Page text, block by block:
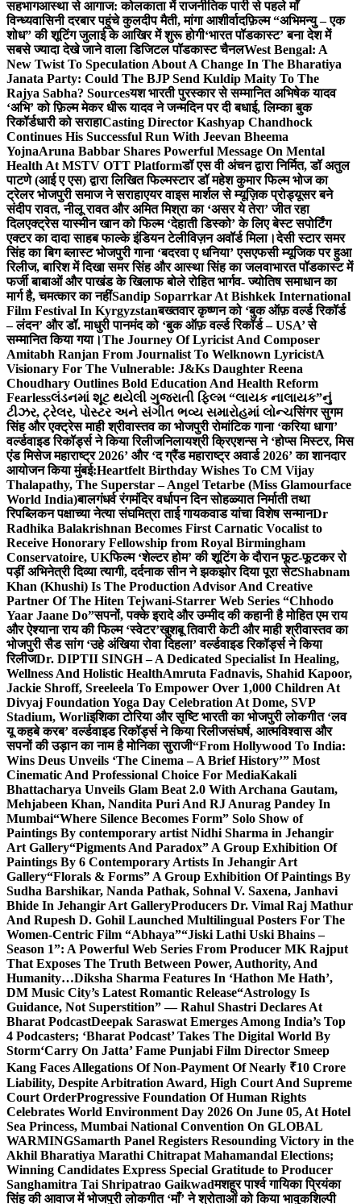
सहभागआस्था से आगाज: कोलकाता में राजनीतिक पारी से पहले माँ
विन्ध्यवासिनी दरबार पहुंचे कुलदीप मैती, मांगा आशीर्वादफ़िल्म “अभिमन्यु – एक
शोध” की शूटिंग जुलाई के आखिर में शुरू होगी‘भारत पॉडकास्ट’ बना देश में
सबसे ज्यादा देखे जाने वाला डिजिटल पॉडकास्ट चैनलWest Bengal: A
New Twist To Speculation About A Change In The Bharatiya
Janata Party: Could The BJP Send Kuldip Maity To The
Rajya Sabha? Sourcesयश भारती पुरस्कार से सम्मानित अभिषेक यादव
‘अभि’ को फ़िल्म मेकर धीरू यादव ने जन्मदिन पर दी बधाई, लिम्का बुक
रिकॉर्डधारी को सराहाCasting Director Kashyap Chandhock
Continues His Successful Run With Jeevan Bheema
YojnaAruna Babbar Shares Powerful Message On Mental
Health At MSTV OTT Platformडॉ एस वी अंचन द्वारा निर्मित, डॉ अतुल
पाटणे (आई ए एस) द्वारा लिखित फिल्मस्टार डॉ महेश कुमार फिल्म भोज का
ट्रेलर भोजपुरी समाज ने सराहाएयर वाइस मार्शल से म्यूज़िक प्रोड्यूसर बने
संदीप रावत, नीलू रावत और अमित मिश्रा का ‘असर ये तेरा’ जीत रहा
दिलएक्ट्रेस यास्मीन खान को फिल्म ‘देहाती डिस्को’ के लिए बेस्ट सपोर्टिंग
एक्टर का दादा साहब फाल्के इंडियन टेलीविज़न अवॉर्ड मिला।देसी स्टार समर
सिंह का बिग ब्लास्ट भोजपुरी गाना ‘बदरवा ए धनिया’ एसएफसी म्यूजिक पर हुआ
रिलीज, बारिश में दिखा समर सिंह और आस्था सिंह का जलवाभारत पॉडकास्ट में
फर्जी बाबाओं और पाखंड के खिलाफ बोले रोहित भार्गव- ज्योतिष समाधान का
मार्ग है, चमत्कार का नहींSandip Soparrkar At Bishkek International
Film Festival In Kyrgyzstanबख्तवार कृष्णन को ‘बुक ऑफ़ वर्ल्ड रिकॉर्ड
– लंदन’ और डॉ. माधुरी पानमंद को ‘बुक ऑफ़ वर्ल्ड रिकॉर्ड – USA’ से
सम्मानित किया गया।The Journey Of Lyricist And Composer
Amitabh Ranjan From Journalist To Welknown LyricistA
Visionary For The Vulnerable: J&Ks Daughter Reena
Choudhary Outlines Bold Education And Health Reform
Fearlessલંડનમાં શૂટ થયેલી ગુજરાતી ફિલ્મ “લાયક નાલાયક”નું
ટીઝર, ટ્રેલર, પોસ્ટર અને સંગીત ભવ્ય સમારોહમાં લોન્ચसिंगर सुगम
सिंह और एक्ट्रेस माही श्रीवास्तव का भोजपुरी रोमांटिक गाना ‘करिया धागा’
वर्ल्डवाइड रिकॉर्ड्स ने किया रिलीजनिलायश्री क्रिएशन्स ने ‘होप्स मिस्टर, मिस
एंड मिसेज महाराष्ट्र 2026’ और ‘द ग्रैंड महाराष्ट्र अवार्ड 2026’ का शानदार
आयोजन किया मुंबई:Heartfelt Birthday Wishes To CM Vijay
Thalapathy, The Superstar – Angel Tetarbe (Miss Glamourface
World India)बालगंधर्व रंगमंदिर वर्धापन दिन सोहळ्यात निर्माती तथा
रिपब्लिकन पक्षाच्या नेत्या संघमित्रा ताई गायकवाड यांचा विशेष सन्मानDr
Radhika Balakrishnan Becomes First Carnatic Vocalist to
Receive Honorary Fellowship from Royal Birmingham
Conservatoire, UKफिल्म ‘शेल्टर होम’ की शूटिंग के दौरान फूट-फूटकर रो
पड़ीं अभिनेत्री दिव्या त्यागी, दर्दनाक सीन ने झकझोर दिया पूरा सेटShabnam
Khan (Khushi) Is The Production Advisor And Creative
Partner Of The Hiten Tejwani-Starrer Web Series “Chhodo
Yaar Jaane Do”सपनों, पक्के इरादे और उम्मीद की कहानी है मोहित एम राय
और ऐश्याना राय की फिल्म ‘स्वेटर’खुशबू तिवारी केटी और माही श्रीवास्तव का
भोजपुरी सैड सांग ‘उहे अंखिया रोवा दिहला’ वर्ल्डवाइड रिकॉर्ड्स ने किया
रिलीजDr. DIPTII SINGH – A Dedicated Specialist In Healing,
Wellness And Holistic HealthAmruta Fadnavis, Shahid Kapoor,
Jackie Shroff, Sreeleela To Empower Over 1,000 Children At
Divyaj Foundation Yoga Day Celebration At Dome, SVP
Stadium, Worliइशिका टोरिया और सृष्टि भारती का भोजपुरी लोकगीत ‘लव
यू कहबे करब’ वर्ल्डवाइड रिकॉर्ड्स ने किया रिलीजसंघर्ष, आत्मविश्वास और
सपनों की उड़ान का नाम है मोनिका सुराजी“From Hollywood To India:
Wins Deus Unveils ‘The Cinema – A Brief History’” Most
Cinematic And Professional Choice For MediaKakali
Bhattacharya Unveils Glam Beat 2.0 With Archana Gautam,
Mehjabeen Khan, Nandita Puri And RJ Anurag Pandey In
Mumbai“Where Silence Becomes Form” Solo Show of
Paintings By contemporary artist Nidhi Sharma in Jehangir
Art Gallery“Pigments And Paradox” A Group Exhibition Of
Paintings By 6 Contemporary Artists In Jehangir Art
Gallery“Florals & Forms” A Group Exhibition Of Paintings By
Sudha Barshikar, Nanda Pathak, Sohnal V. Saxena, Janhavi
Bhide In Jehangir Art GalleryProducers Dr. Vimal Raj Mathur
And Rupesh D. Gohil Launched Multilingual Posters For The
Women-Centric Film “Abhaya”“Jiski Lathi Uski Bhains –
Season 1”: A Powerful Web Series From Producer MK Rajput
That Exposes The Truth Between Power, Authority, And
Humanity…Diksha Sharma Features In ‘Hathon Me Hath’,
DM Music City’s Latest Romantic Release“Astrology Is
Guidance, Not Superstition” — Rahul Shastri Declares At
Bharat PodcastDeepak Saraswat Emerges Among India’s Top
4 Podcasters; ‘Bharat Podcast’ Takes The Digital World By
Storm‘Carry On Jatta’ Fame Punjabi Film Director Smeep
Kang Faces Allegations Of Non-Payment Of Nearly ₹10 Crore
Liability, Despite Arbitration Award, High Court And Supreme
Court OrderProgressive Foundation Of Human Rights
Celebrates World Environment Day 2026 On June 05, At Hotel
Sea Princess, Mumbai National Convention On GLOBAL
WARMINGSamarth Panel Registers Resounding Victory in the
Akhil Bharatiya Marathi Chitrapat Mahamandal Elections;
Winning Candidates Express Special Gratitude to Producer
Sanghamitra Tai Shripatrao Gaikwadमशहूर पार्श्व गायिका प्रियंका
सिंह की आवाज में भोजपुरी लोकगीत ‘माँ’ ने श्रोताओं को किया भावुकशिल्पी